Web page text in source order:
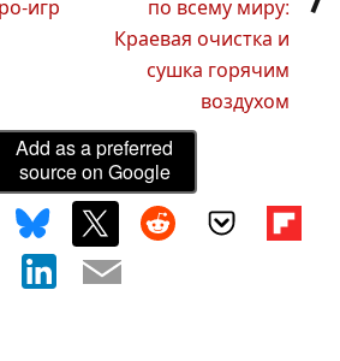
игр
по всему миру:
Краевая очистка и
сушка горячим
воздухом
Add as a preferred
source on Google